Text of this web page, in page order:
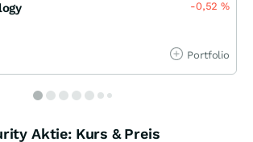
-0,52%
Portfolio
Aktie: Kurs & Preis